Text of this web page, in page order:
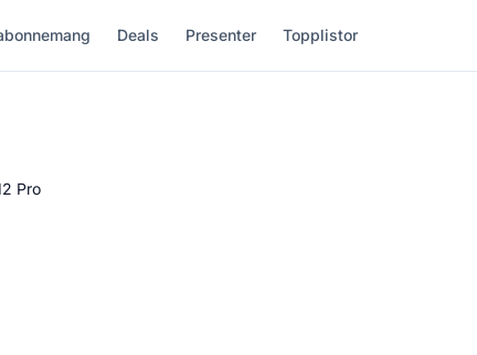
Deals Presenter Topplistor
Pro